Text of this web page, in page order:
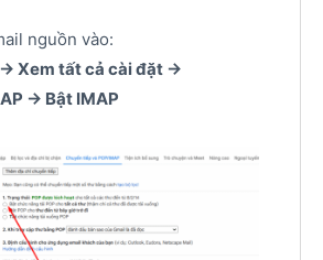
nguồn vào:
Xem tất cả cài đặt →
→ Bật IMAP